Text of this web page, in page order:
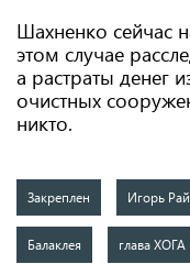
Шахненко сейчас
этом случае
а растраты денег
очистных
никто.
Закреплен Игорь
Балаклея глава ХОГА